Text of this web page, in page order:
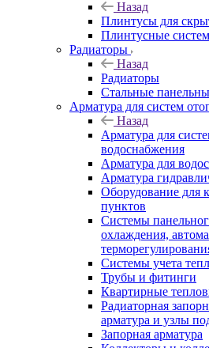
Назад
Плинтусы для
Плинтусные
Радиаторы
Назад
Радиаторы
Стальные
Арматура для систем
Назад
Арматура для
водоснабжения
Арматура для
Арматура
Оборудование для
пунктов
Системы
охлаждения,
Системы учета
Трубы и фитинги
Квартирные
Радиаторная
арматура и узлы
Запорная арматура